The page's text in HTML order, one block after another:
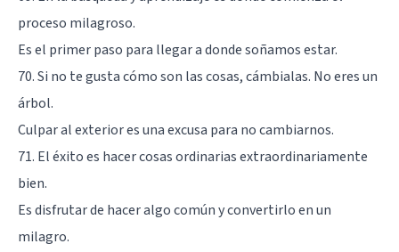
proceso milagroso.
Es el primer paso para llegar a donde soñamos estar.
70. Si no te gusta cómo son las cosas, cámbialas. No eres un
árbol.
Culpar al exterior es una excusa para no cambiarnos.
71. El éxito es hacer cosas ordinarias extraordinariamente
bien.
Es disfrutar de hacer algo común y convertirlo en un
milagro.